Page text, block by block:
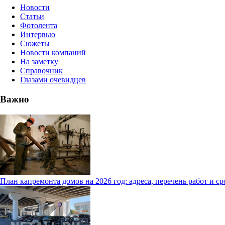
Новости
Статьи
Фотолента
Интервью
Сюжеты
Новости компаний
На заметку
Справочник
Глазами очевидцев
Важно
План капремонта домов на 2026 год: адреса, перечень работ и